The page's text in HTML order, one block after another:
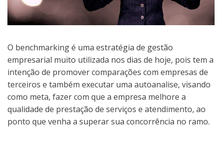
O benchmarking é uma estratégia de gestão
empresarial muito utilizada nos dias de hoje, pois tem a
intenção de promover comparações com empresas de
terceiros e também executar uma autoanalise, visando
como meta, fazer com que a empresa melhore a
qualidade de prestação de serviços e atendimento, ao
ponto que venha a superar sua concorrência no ramo.